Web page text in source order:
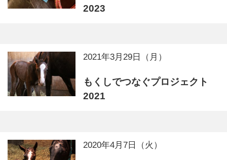
2023
2021年3月29日（月）
もくしでつなぐプロジェクト
2021
2020年4月7日（火）